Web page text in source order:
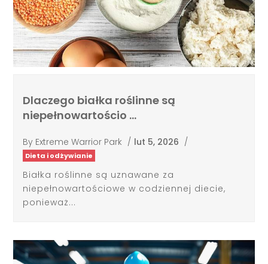
Dlaczego białka roślinne są
ByExtreme Warrior Park / lut 5, 2026
Dieta i odżywianie
Białka roślinne są uznawane za
niepełnowartościowe w codziennej diecie,
ponieważ...